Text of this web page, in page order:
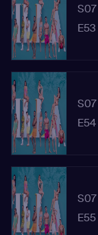
S07
E53
S07
E54
S07
E55